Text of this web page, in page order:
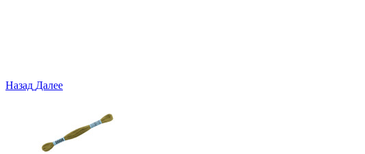
Назад Далее